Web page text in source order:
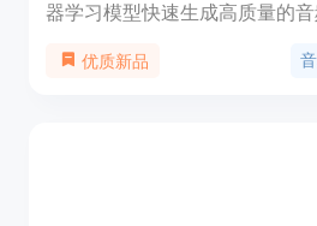
器学习模型快速生成高质量的
装、下载或付款，为创意人员
优质新品